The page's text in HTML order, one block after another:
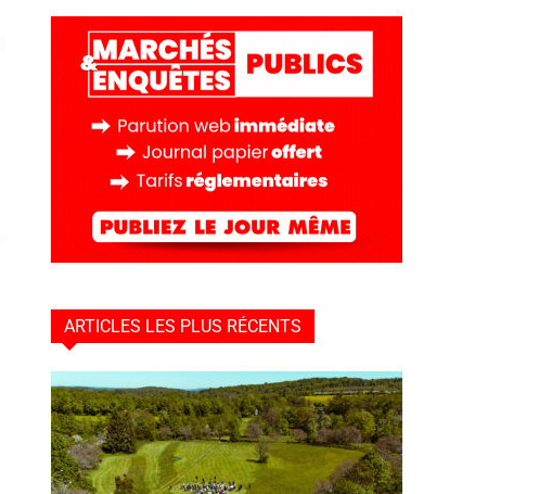
ARTICLES LES PLUS RÉCENTS